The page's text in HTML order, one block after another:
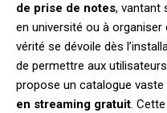
de prise de notes, vantant
en université ou à
vérité se dévoile dès
de permettre aux
propose un catalogue
en streaming gratuit.